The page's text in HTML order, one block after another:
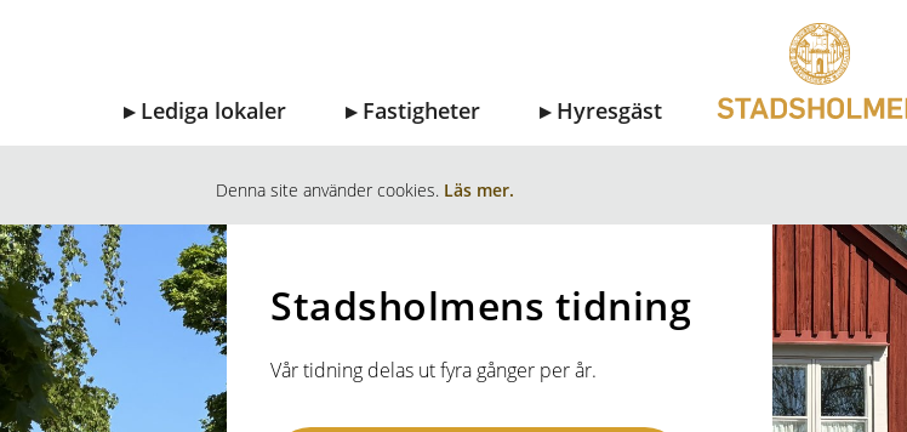
Lediga lokaler Fastigheter Hyresgäst
Stadsholmens tidning
Vår tidning delas ut fyra gånger per år.
Denna site använder cookies. Läs mer.